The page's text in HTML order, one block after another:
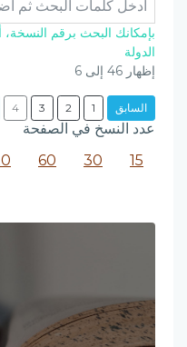
بإمكانك البحث برقم النسخة،
الدولة
إظهار 46 إلى 6
السابق 1
2
3
4
عدد النسخ في الصفحة
15
30
60